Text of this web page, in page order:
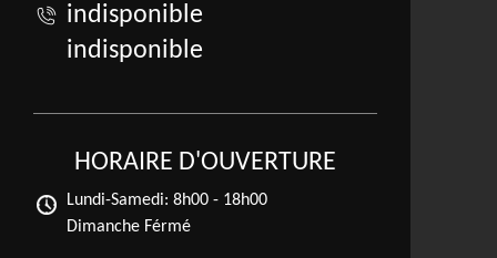
indisponible
indisponible
HORAIRE D'OUVERTURE
Lundi-Samedi: 8h00 - 18h00
Dimanche Férmé